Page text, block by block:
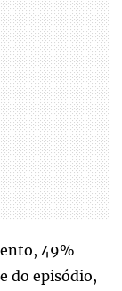
49%
do episódio,